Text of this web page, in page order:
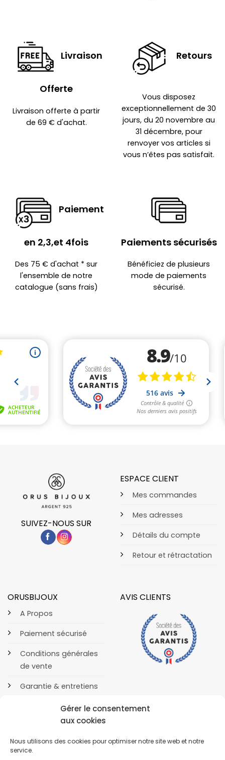
Gérer le consentement
aux cookies
Nous utilisons des cookies pour optimiser notre site web et notre
service.
Livraison
Offerte
Livraison offerte à partir
de 69 € d'achat.
Retours
Vous disposez
exceptionnellement de 30
jours, du 20 novembre au
31 décembre, pour
renvoyer vos articles si
vous n’êtes pas satisfait.
Paiement
en 2,3,et 4fois
Des 75 € d'achat * sur
l'ensemble de notre
catalogue (sans frais)
Paiements sécurisés
Bénéficiez de plusieurs
mode de paiements
sécurisé.
SUIVEZ-NOUS SUR
ESPACE CLIENT
Mes commandes
Mes adresses
Détails du compte
Retour et rétractation
ORUSBIJOUX
A Propos
Paiement sécurisé
Conditions générales
de vente
Garantie & entretiens
AVIS CLIENTS